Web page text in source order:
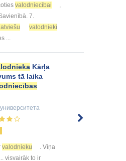
valodniecībai
,
7.
latviešu
valodnieki
...
Kārļa
tā laika
valodnieku
. Viņa
visvairāk to ir